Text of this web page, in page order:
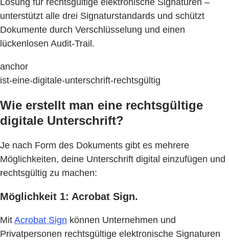
Lösung für rechtsgültige elektronische Signaturen –
unterstützt alle drei Signaturstandards und schützt
Dokumente durch Verschlüsselung und einen
lückenlosen Audit-Trail.
anchor
ist-eine-digitale-unterschrift-rechtsgültig
Wie erstellt man eine rechtsgültige
digitale Unterschrift?
Je nach Form des Dokuments gibt es mehrere
Möglichkeiten, deine Unterschrift digital einzufügen und
rechtsgültig zu machen:
Möglichkeit 1: Acrobat Sign.
Mit Acrobat Sign können Unternehmen und
Privatpersonen rechtsgültige elektronische Signaturen